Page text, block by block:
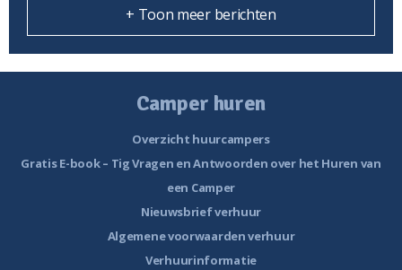
+ Toon meer berichten
Camper huren
Overzicht huurcampers
Gratis E-book – Tig Vragen en Antwoorden over het Huren van
een Camper
Nieuwsbrief verhuur
Algemene voorwaarden verhuur
Verhuurinformatie